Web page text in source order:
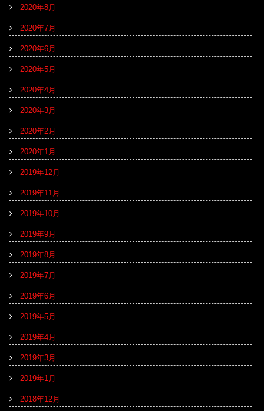
2020年8月
2020年7月
2020年6月
2020年5月
2020年4月
2020年3月
2020年2月
2020年1月
2019年12月
2019年11月
2019年10月
2019年9月
2019年8月
2019年7月
2019年6月
2019年5月
2019年4月
2019年3月
2019年1月
2018年12月